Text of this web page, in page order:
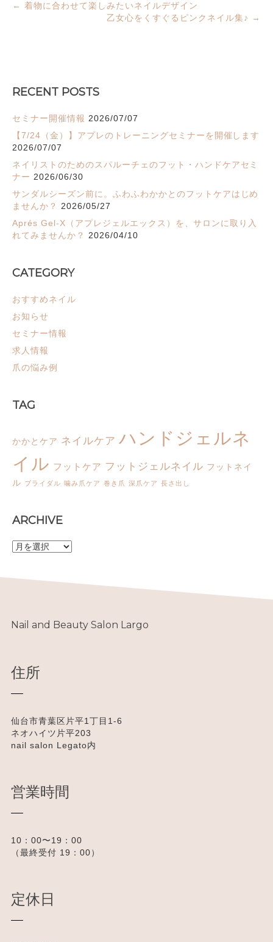
← 着物に合わせて楽しみたいネイルデザイン
乙女心をくすぐるピンクネイル集♪ →
RECENT POSTS
セミナー開催情報 2026/07/07
【7/24（金）】アプレのトレーニングセミナーを開催します
2026/07/07
ネイリストのためのスパルーチェのフット・ハンドケアセミ
ナー 2026/06/30
サンダルシーズン前に。ふわふわかかとのフットケアはじめ
ませんか？
2026/05/27
Aprés Gel-X（アプレジェルエックス）を、サロンに取り入
れてみませんか？
2026/04/10
CATEGORY
おすすめネイル
お知らせ
セミナー情報
求人情報
爪の悩み例
TAG
かかとケア ネイルケア ハンドジェルネ
イル フットケア フットジェルネイル フットネイ
ル ブライダル 噛み爪ケア 巻き爪 深爪ケア 長さ出し
ARCHIVE
A
E
Nail and Beauty Salon Largo
住所
仙台市青葉区片平1丁目1-6
ネオハイツ片平203
nail salon Legato内
営業時間
10：00〜19：00
（最終受付 19：00）
定休日